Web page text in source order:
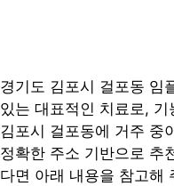
경기도 김포시 걸포동 임
있는 대표적인 치료로,
김포시 걸포동에 거주 중
정확한 주소 기반으로 추
다면 아래 내용을 참고해